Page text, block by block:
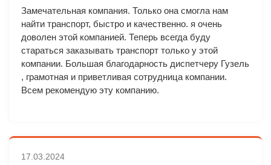
Замечательная компания. Только она смогла нам
найти транспорт, быстро и качественно. я очень
доволен этой компанией. Теперь всегда буду
стараться заказывать транспорт только у этой
компании. Большая благодарность диспетчеру Гузель
, грамотная и приветливая сотрудница компании.
Всем рекомендую эту компанию.
17.03.2024